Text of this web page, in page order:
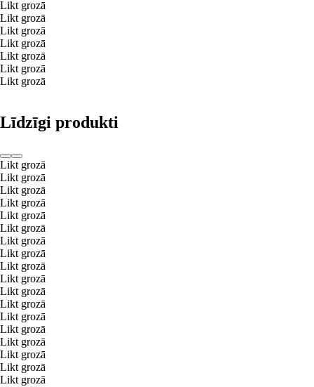
Likt grozā
Likt grozā
Likt grozā
Likt grozā
Likt grozā
Likt grozā
Likt grozā
Līdzīgi produkti
Likt grozā
Likt grozā
Likt grozā
Likt grozā
Likt grozā
Likt grozā
Likt grozā
Likt grozā
Likt grozā
Likt grozā
Likt grozā
Likt grozā
Likt grozā
Likt grozā
Likt grozā
Likt grozā
Likt grozā
Likt grozā